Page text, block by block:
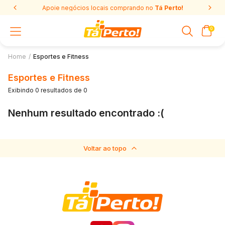
Apoie negócios locais comprando no Tá Perto!
0
Home / Esportes e Fitness
Esportes e Fitness
Exibindo 0 resultados de 0
Nenhum resultado encontrado :(
Voltar ao topo